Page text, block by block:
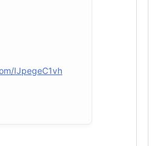
IJpegeC1vh